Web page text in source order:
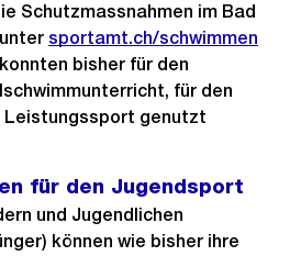
Schutzmassnahmen im Bad
Externer
Link:
sportamt.ch/schwimmen
bisher für den
für den
Leistungssport genutzt
für den Jugendsport
und Jugendlichen
können wie bisher ihre